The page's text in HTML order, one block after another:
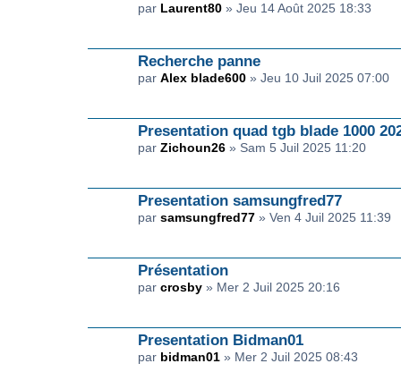
par Laurent80 » Jeu 14 Août 2025 18:33
Recherche panne
par Alex blade600 » Jeu 10 Juil 2025 07:00
Presentation quad tgb blade 1000
par Zichoun26 » Sam 5 Juil 2025 11:20
Presentation samsungfred77
par samsungfred77 » Ven 4 Juil 2025 11:39
Présentation
par crosby » Mer 2 Juil 2025 20:16
Presentation Bidman01
par bidman01 » Mer 2 Juil 2025 08:43